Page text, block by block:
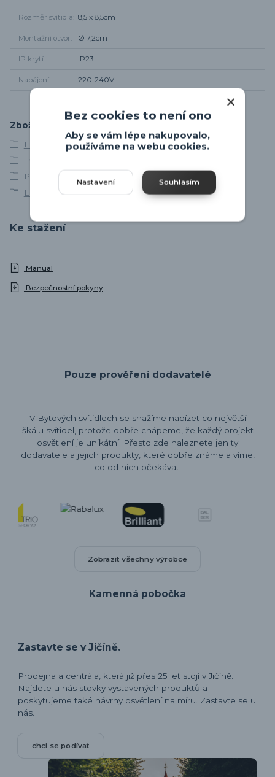
Rozměr svítidla 8,5 x 8,5cm
Montážní otvor Ø 7,2cm
IP krytí IP23
Napájení 220-240V
Zboží zařazeno v kategoriích
LED svítidla
Trio Leuchten
Podhledová svítidla
LED podhledová svítidla
Ke stažení
Manual
Bezpečnostní pokyny
Pouze prověření dodavatelé
V Bytových svítidlech se snažíme nabízet co největší
škálu svítidel, protože dobře chápeme, že každý projekt
osvětlení je unikátní. Přesto zde naleznete jen ty
dodavatele a jejich produkty, které dobře známe a víme,
co od nich očekávat.
Zobrazit všechny výrobce
Kamenná pobočka
Zastavte se v Jičíně.
Prodejna a centrála, která již přes 25 let stojí v Jičíně.
Najdete u nás stovky vystavených produktů a
poskytujeme také návrhy osvětlení na míru. Zastavte se u
nás.
chci se podívat
Bez cookies to není ono
Aby se vám lépe nakupovalo,
používáme na webu cookies.
Nastavení Souhlasím